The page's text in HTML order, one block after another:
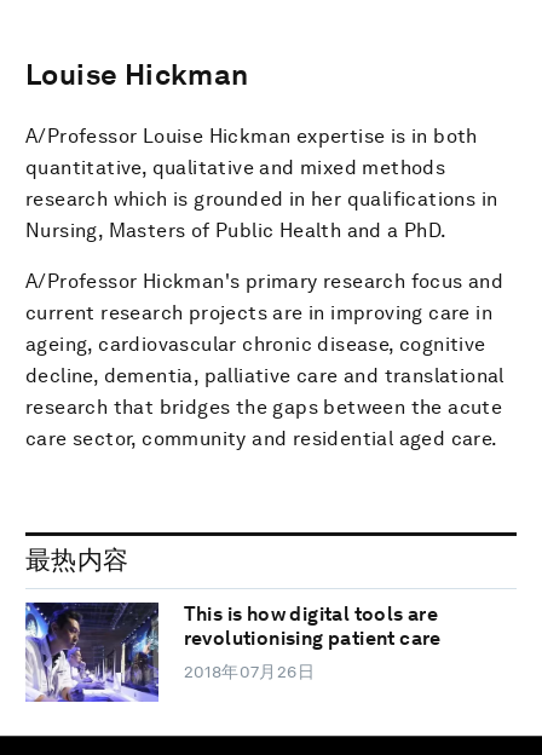
Louise Hickman
A/Professor Louise Hickman expertise is in both
quantitative, qualitative and mixed methods
research which is grounded in her qualifications in
Nursing, Masters of Public Health and a PhD.
A/Professor Hickman's primary research focus and
current research projects are in improving care in
ageing, cardiovascular chronic disease, cognitive
decline, dementia, palliative care and translational
research that bridges the gaps between the acute
care sector, community and residential aged care.
最热内容
This is how digital tools are
revolutionising patient care
2018年07月26日